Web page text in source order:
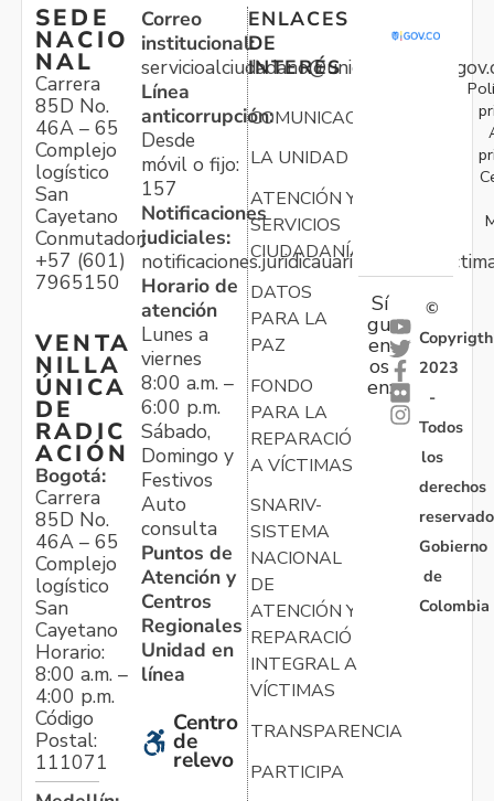
SEDE
NACIO
NAL
Carrera
85D No.
46A – 65
Complejo
logístico
San
Cayetano
Conmutador:
+57 (601)
7965150
VENTA
NILLA
ÚNICA
DE
RADIC
ACIÓN
Bogotá:
Carrera
85D No.
46A – 65
Complejo
logístico
San
Cayetano
Horario:
8:00 a.m. –
4:00 p.m.
Código
Postal:
111071
Correo
institucional:
Línea
anticorrupción:
Desde
móvil o fijo:
157
Notificaciones
judiciales:
Horario de
atención
Lunes a
viernes
8:00 a.m. –
6:00 p.m.
Sábado,
Domingo y
Festivos
Auto
consulta
Puntos de
Atención y
Centros
Regionales
Unidad en
línea
Centro
de
relevo
ENLACES
DE
INTERÉS
COMUNICACIONES
LA UNIDAD
ATENCIÓN Y
SERVICIOS
CIUDADANÍA
DATOS
PARA LA
PAZ
FONDO
PARA LA
REPARACIÓN
A VÍCTIMAS
SNARIV-
SISTEMA
NACIONAL
DE
ATENCIÓN Y
REPARACIÓN
INTEGRAL A
VÍCTIMAS
TRANSPARENCIA
PARTICIPA
Sí
gu
en
os
en:
©
Copyrigth
2023
-
Todos
los
derechos
Gobierno
de
Colombia